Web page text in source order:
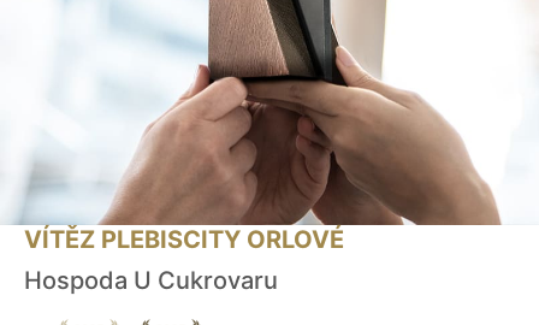
VÍTĚZ PLEBISCITY ORLOVÉ
Hospoda U Cukrovaru